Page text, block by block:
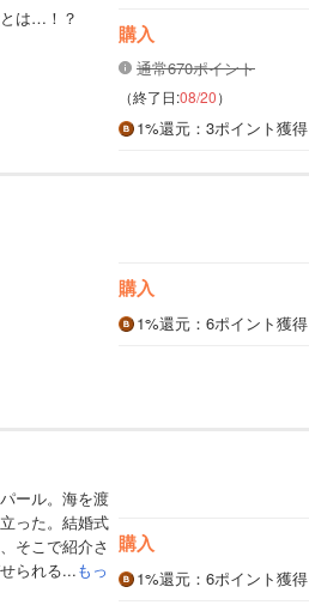
は…！？
購入
通常670ポイント
（終了日:08/20）
1%還元 ：3ポイント獲得
購入
1%還元 ：6ポイント獲得
ール。海を渡
った。結婚式
そこで紹介さ
られる...もっ
購入
1%還元 ：6ポイント獲得